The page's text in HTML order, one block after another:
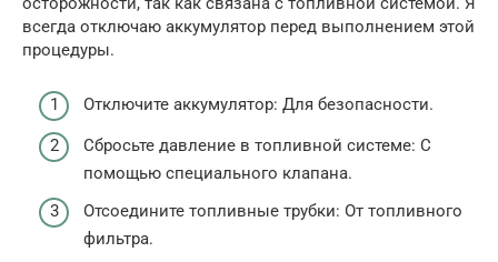
всегда отключаю аккумулятор перед выполнением этой
процедуры.
Отключите аккумулятор: Для безопасности.
Сбросьте давление в топливной системе: С
помощью специального клапана.
Отсоедините топливные трубки: От топливного
фильтра.